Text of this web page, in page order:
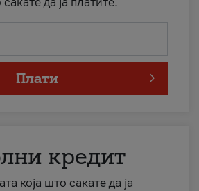
Плати
кредит
која што сакате да ја